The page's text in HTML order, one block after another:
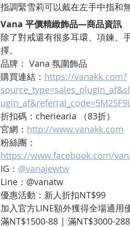
指調緊雪莉可以戴在左手中指和
Vana 平價精緻飾品—商品資訊
除了對戒還有很多耳環、項鍊、
擇。
品牌： Vana 氛圍飾品
購買連結： https://vanakk.com?
折扣碼：cheriearia （83折）
官網： http://www.vanakk.com
粉絲團：
https://www.facebook.com/
IG： @vanajewtw
Line：@vanatw
優惠活動：新人折扣NT$99
加入官方LINE額外獲得全場通用
滿NT$1500-88 | 滿NT$3000-